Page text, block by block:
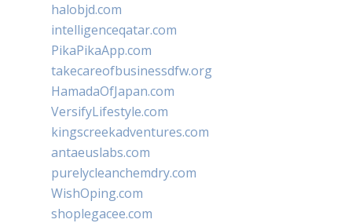
halobjd.com
intelligenceqatar.com
PikaPikaApp.com
takecareofbusinessdfw.org
HamadaOfJapan.com
VersifyLifestyle.com
kingscreekadventures.com
antaeuslabs.com
purelycleanchemdry.com
WishOping.com
shoplegacee.com